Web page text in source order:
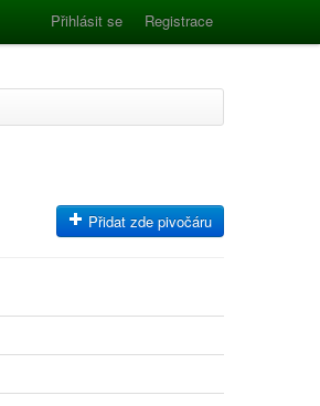
Přihlásit se Registrace
Přidat zde pivočáru